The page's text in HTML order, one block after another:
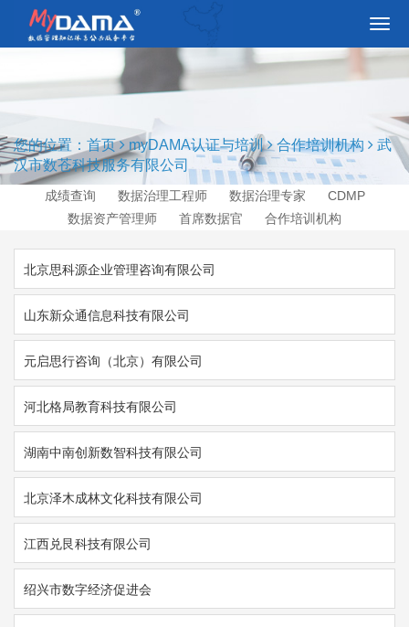
切
航
您的位置： 首页 myDAMA认证与培训 合作培训机构
武
汉市数苍科技服务有限公司
成绩查询 数据治理工程师 数据治理专家
CDMP
数据资产管理师
首席数据官 合作培训机构
北京思科源企业管理咨询有限公司
山东新众通信息科技有限公司
元启思行咨询（北京）有限公司
河北格局教育科技有限公司
湖南中南创新数智科技有限公司
北京泽木成林文化科技有限公司
江西兑艮科技有限公司
绍兴市数字经济促进会